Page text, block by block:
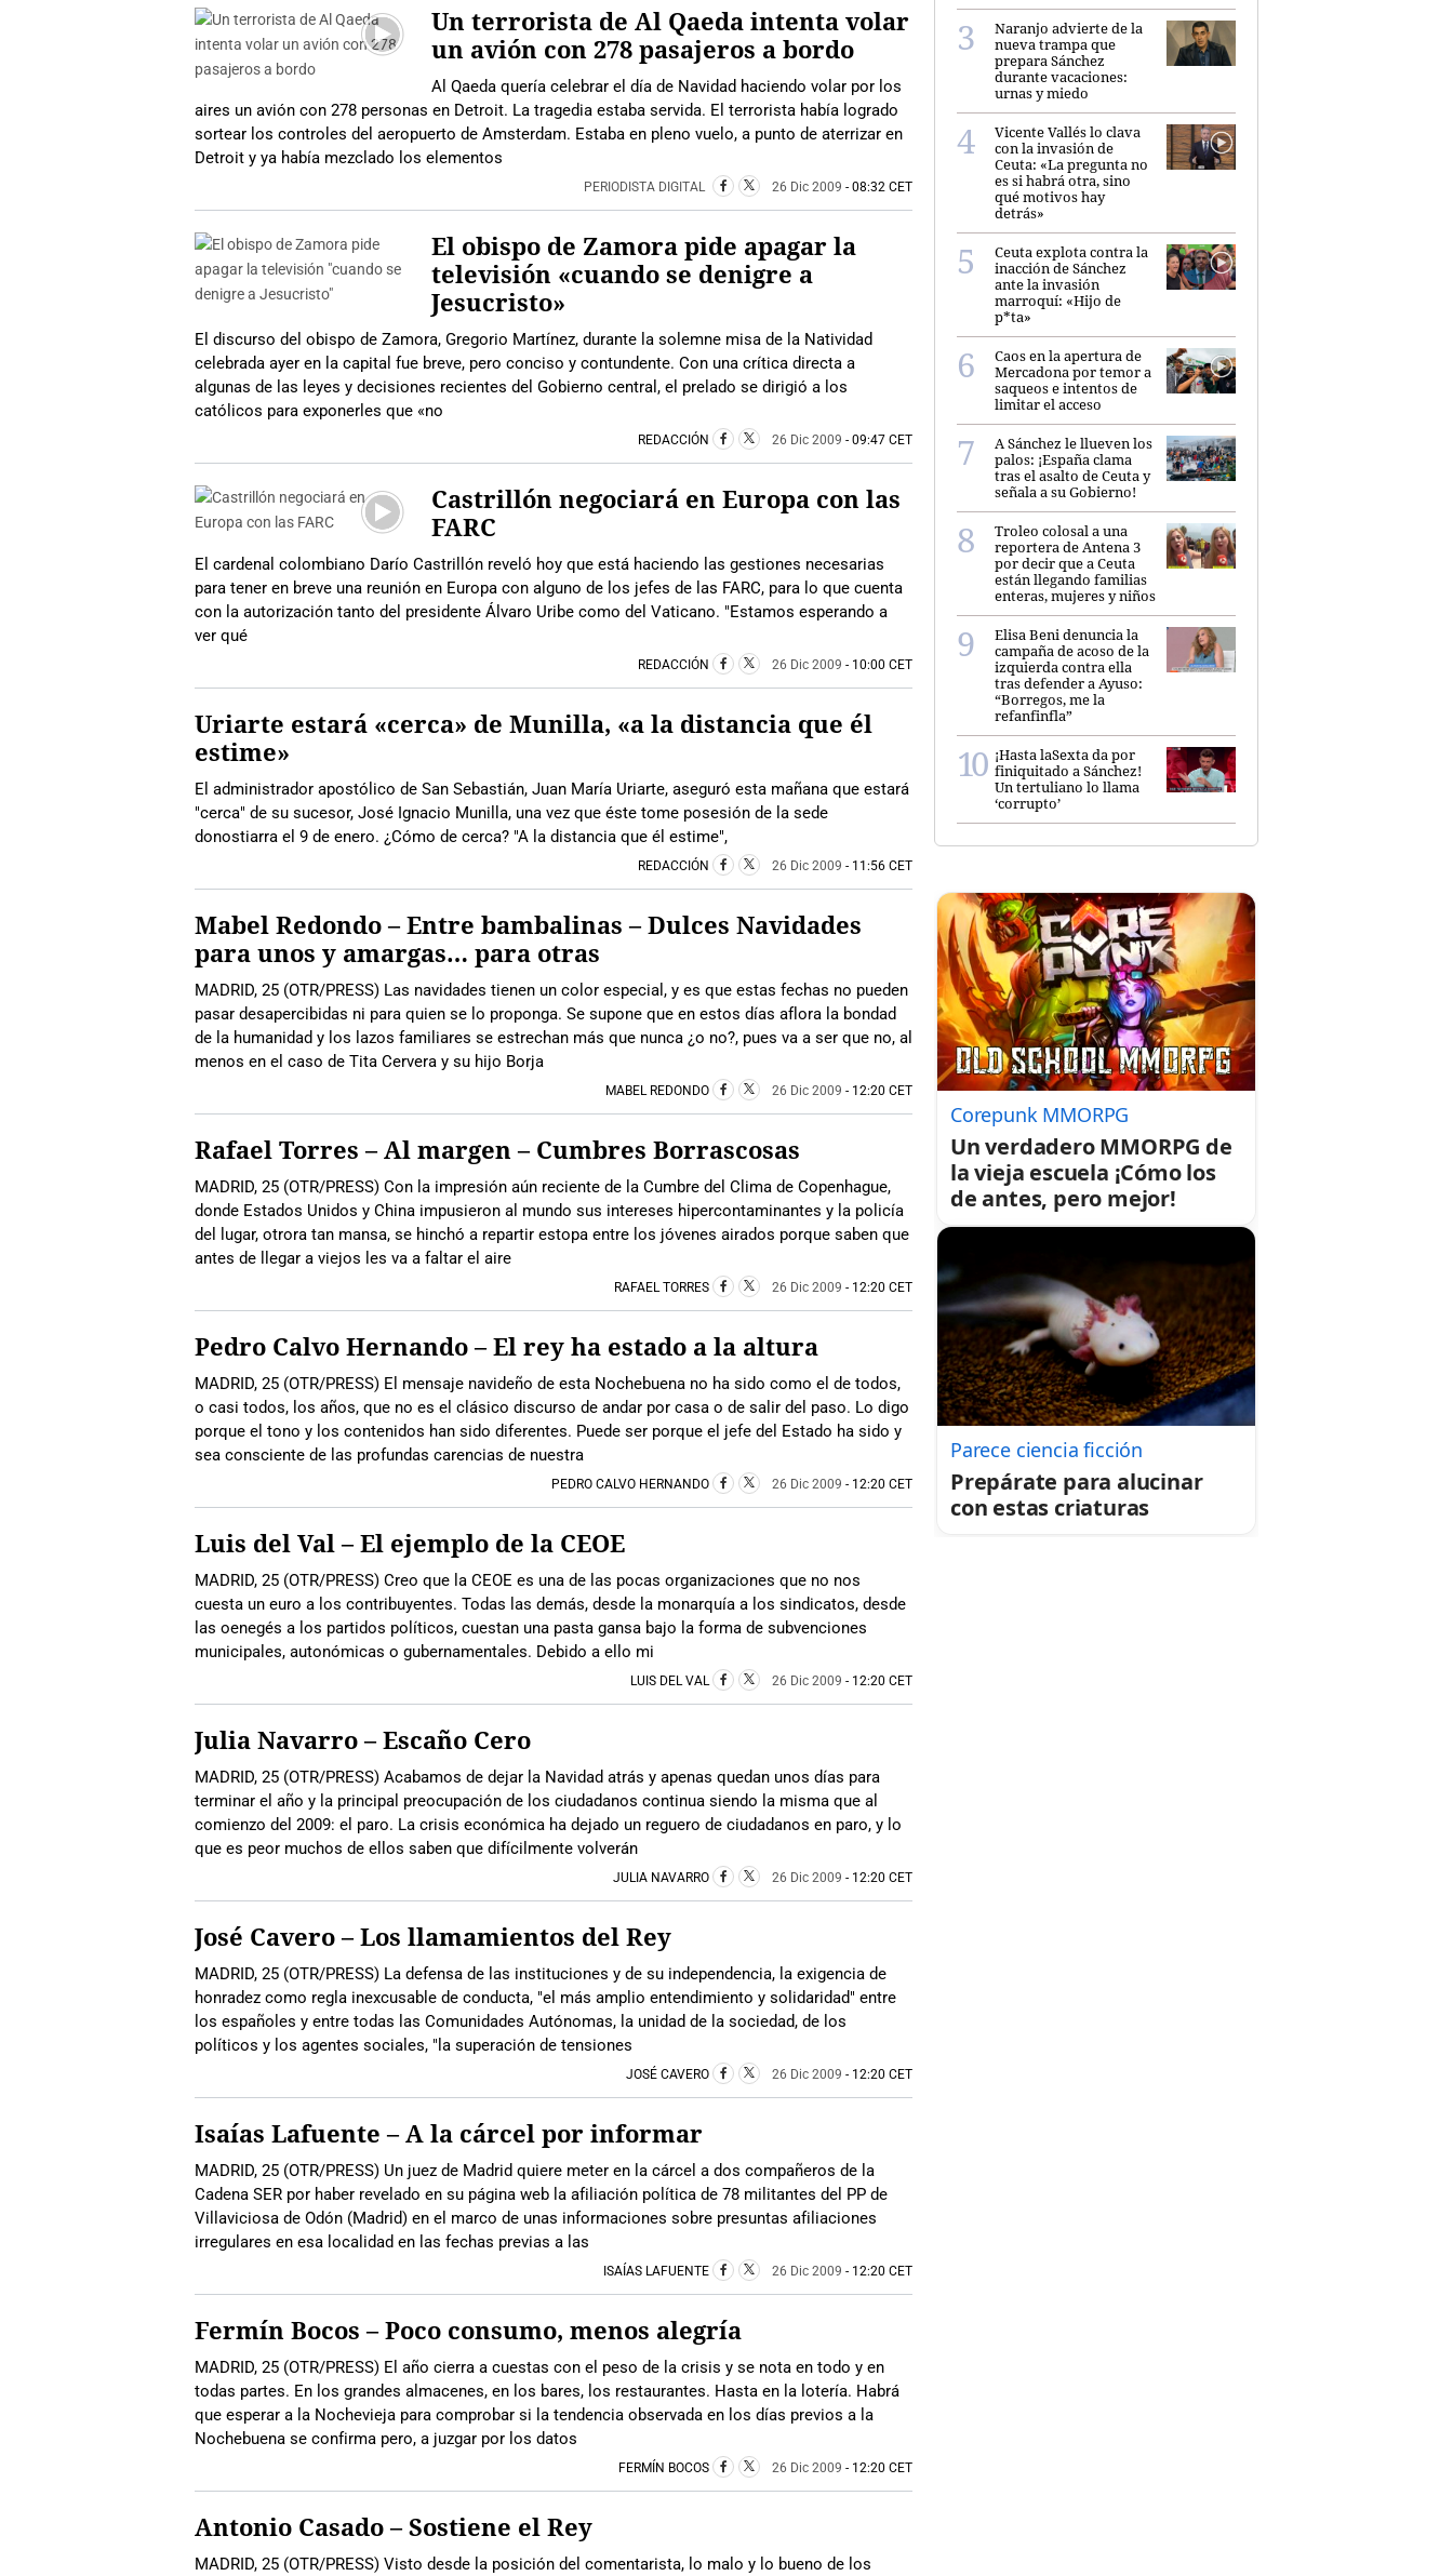
Un terrorista de Al Qaeda intenta volar
un avión con 278 pasajeros a bordo
Al Qaeda quería celebrar el día de Navidad haciendo volar por los
aires un avión con 278 personas en Detroit. La tragedia estaba servida. El terrorista había logrado
sortear los controles del aeropuerto de Amsterdam. Estaba en pleno vuelo, a punto de aterrizar en
Detroit y ya había mezclado los elementos
PERIODISTA DIGITAL 26 Dic 2009 - 08:32 CET
El obispo de Zamora pide apagar la
televisión «cuando se denigre a
Jesucristo»
El discurso del obispo de Zamora, Gregorio Martínez, durante la solemne misa de la Natividad
celebrada ayer en la capital fue breve, pero conciso y contundente. Con una crítica directa a
algunas de las leyes y decisiones recientes del Gobierno central, el prelado se dirigió a los
católicos para exponerles que «no
REDACCIÓN 26 Dic 2009 - 09:47 CET
Castrillón negociará en Europa con las
FARC
El cardenal colombiano Darío Castrillón reveló hoy que está haciendo las gestiones necesarias
para tener en breve una reunión en Europa con alguno de los jefes de las FARC, para lo que cuenta
con la autorización tanto del presidente Álvaro Uribe como del Vaticano. "Estamos esperando a
ver qué
REDACCIÓN 26 Dic 2009 - 10:00 CET
Uriarte estará «cerca» de Munilla, «a la distancia que él
estime»
El administrador apostólico de San Sebastián, Juan María Uriarte, aseguró esta mañana que estará
"cerca" de su sucesor, José Ignacio Munilla, una vez que éste tome posesión de la sede
donostiarra el 9 de enero. ¿Cómo de cerca? "A la distancia que él estime",
REDACCIÓN 26 Dic 2009 - 11:56 CET
Mabel Redondo – Entre bambalinas – Dulces Navidades
para unos y amargas… para otras
MADRID, 25 (OTR/PRESS) Las navidades tienen un color especial, y es que estas fechas no pueden
pasar desapercibidas ni para quien se lo proponga. Se supone que en estos días aflora la bondad
de la humanidad y los lazos familiares se estrechan más que nunca ¿o no?, pues va a ser que no, al
menos en el caso de Tita Cervera y su hijo Borja
MABEL REDONDO 26 Dic 2009 - 12:20 CET
Rafael Torres – Al margen – Cumbres Borrascosas
MADRID, 25 (OTR/PRESS) Con la impresión aún reciente de la Cumbre del Clima de Copenhague,
donde Estados Unidos y China impusieron al mundo sus intereses hipercontaminantes y la policía
del lugar, otrora tan mansa, se hinchó a repartir estopa entre los jóvenes airados porque saben que
antes de llegar a viejos les va a faltar el aire
RAFAEL TORRES 26 Dic 2009 - 12:20 CET
Pedro Calvo Hernando – El rey ha estado a la altura
MADRID, 25 (OTR/PRESS) El mensaje navideño de esta Nochebuena no ha sido como el de todos,
o casi todos, los años, que no es el clásico discurso de andar por casa o de salir del paso. Lo digo
porque el tono y los contenidos han sido diferentes. Puede ser porque el jefe del Estado ha sido y
sea consciente de las profundas carencias de nuestra
PEDRO CALVO HERNANDO 26 Dic 2009 - 12:20 CET
Luis del Val – El ejemplo de la CEOE
MADRID, 25 (OTR/PRESS) Creo que la CEOE es una de las pocas organizaciones que no nos
cuesta un euro a los contribuyentes. Todas las demás, desde la monarquía a los sindicatos, desde
las oenegés a los partidos políticos, cuestan una pasta gansa bajo la forma de subvenciones
municipales, autonómicas o gubernamentales. Debido a ello mi
LUIS DEL VAL 26 Dic 2009 - 12:20 CET
Julia Navarro – Escaño Cero
MADRID, 25 (OTR/PRESS) Acabamos de dejar la Navidad atrás y apenas quedan unos días para
terminar el año y la principal preocupación de los ciudadanos continua siendo la misma que al
comienzo del 2009: el paro. La crisis económica ha dejado un reguero de ciudadanos en paro, y lo
que es peor muchos de ellos saben que difícilmente volverán
JULIA NAVARRO 26 Dic 2009 - 12:20 CET
José Cavero – Los llamamientos del Rey
MADRID, 25 (OTR/PRESS) La defensa de las instituciones y de su independencia, la exigencia de
honradez como regla inexcusable de conducta, "el más amplio entendimiento y solidaridad" entre
los españoles y entre todas las Comunidades Autónomas, la unidad de la sociedad, de los
políticos y los agentes sociales, "la superación de tensiones
JOSÉ CAVERO 26 Dic 2009 - 12:20 CET
Isaías Lafuente – A la cárcel por informar
MADRID, 25 (OTR/PRESS) Un juez de Madrid quiere meter en la cárcel a dos compañeros de la
Cadena SER por haber revelado en su página web la afiliación política de 78 militantes del PP de
Villaviciosa de Odón (Madrid) en el marco de unas informaciones sobre presuntas afiliaciones
irregulares en esa localidad en las fechas previas a las
ISAÍAS LAFUENTE 26 Dic 2009 - 12:20 CET
Fermín Bocos – Poco consumo, menos alegría
MADRID, 25 (OTR/PRESS) El año cierra a cuestas con el peso de la crisis y se nota en todo y en
todas partes. En los grandes almacenes, en los bares, los restaurantes. Hasta en la lotería. Habrá
que esperar a la Nochevieja para comprobar si la tendencia observada en los días previos a la
Nochebuena se confirma pero, a juzgar por los datos
FERMÍN BOCOS 26 Dic 2009 - 12:20 CET
Antonio Casado – Sostiene el Rey
MADRID, 25 (OTR/PRESS) Visto desde la posición del comentarista, lo malo y lo bueno de los
Naranjo advierte de la
nueva trampa que
prepara Sánchez
durante vacaciones:
urnas y miedo
Vicente Vallés lo clava
con la invasión de
Ceuta: «La pregunta no
es si habrá otra, sino
qué motivos hay
detrás»
Ceuta explota contra la
inacción de Sánchez
ante la invasión
marroquí: «Hijo de
p*ta»
Caos en la apertura de
Mercadona por temor a
saqueos e intentos de
limitar el acceso
A Sánchez le llueven los
palos: ¡España clama
tras el asalto de Ceuta y
señala a su Gobierno!
Troleo colosal a una
reportera de Antena 3
por decir que a Ceuta
están llegando familias
enteras, mujeres y niños
Elisa Beni denuncia la
campaña de acoso de la
izquierda contra ella
tras defender a Ayuso:
“Borregos, me la
refanfinfla”
¡Hasta laSexta da por
finiquitado a Sánchez!
Un tertuliano lo llama
‘corrupto’
Corepunk MMORPG
Un verdadero MMORPG de
la vieja escuela ¡Cómo los
de antes, pero mejor!
Parece ciencia ficción
Prepárate para alucinar
con estas criaturas